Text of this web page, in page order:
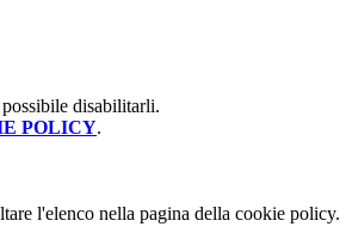
disabilitarli.
POLICY.
l'elenco nella pagina della cookie policy.